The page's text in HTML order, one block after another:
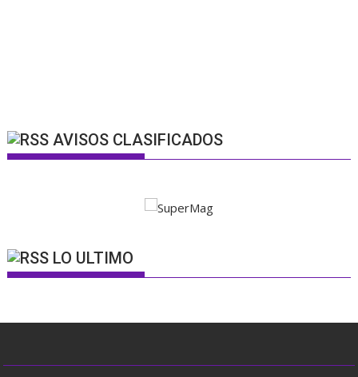
AVISOS CLASIFICADOS
LO ULTIMO